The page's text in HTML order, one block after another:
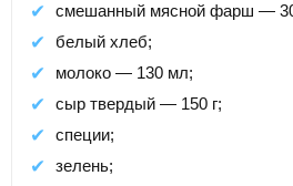
смешанный мясной фарш —
белый хлеб;
молоко — 130 мл;
сыр твердый — 150 г;
специи;
зелень;